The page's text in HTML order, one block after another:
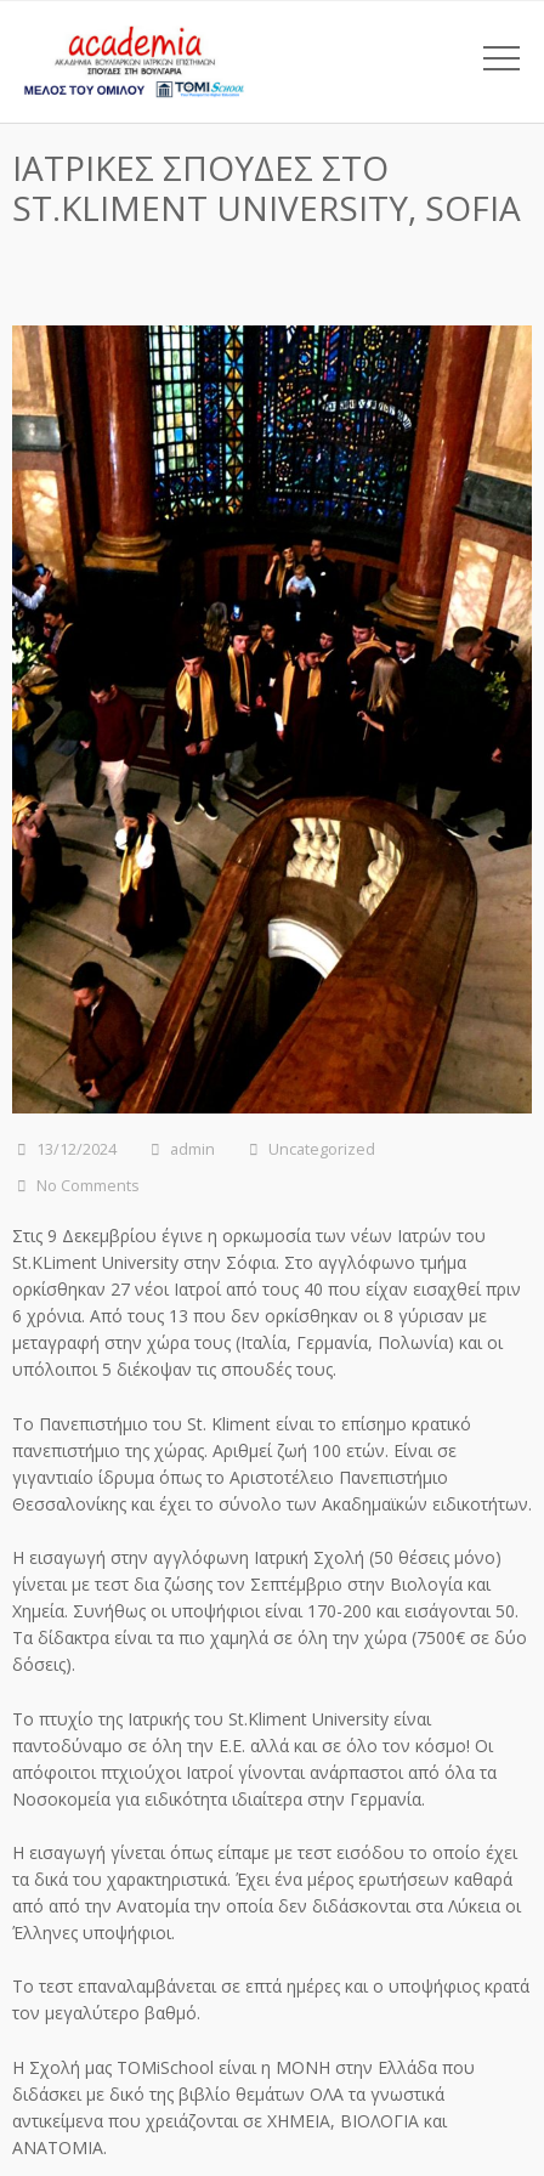
ΙΑΤΡΙΚΕΣ ΣΠΟΥΔΕΣ ΣΤΟ
ST.KLIMENT UNIVERSITY, SOFIA
13/12/2024 admin
Uncategorized
No Comments
Στις 9 Δεκεμβρίου έγινε η ορκωμοσία των νέων Ιατρών του
St.KLiment University στην Σόφια. Στο αγγλόφωνο τμήμα
ορκίσθηκαν 27 νέοι Ιατροί από τους 40 που είχαν εισαχθεί πριν
6 χρόνια. Από τους 13 που δεν ορκίσθηκαν οι 8 γύρισαν με
μεταγραφή στην χώρα τους (Ιταλία, Γερμανία, Πολωνία) και οι
υπόλοιποι 5 διέκοψαν τις σπουδές τους.
Το Πανεπιστήμιο του St. Kliment είναι το επίσημο κρατικό
πανεπιστήμιο της χώρας. Αριθμεί ζωή 100 ετών. Είναι σε
γιγαντιαίο ίδρυμα όπως το Αριστοτέλειο Πανεπιστήμιο
Θεσσαλονίκης και έχει το σύνολο των Ακαδημαϊκών ειδικοτήτων.
Η εισαγωγή στην αγγλόφωνη Ιατρική Σχολή (50 θέσεις μόνο)
γίνεται με τεστ δια ζώσης τον Σεπτέμβριο στην Βιολογία και
Χημεία. Συνήθως οι υποψήφιοι είναι 170-200 και εισάγονται 50.
Τα δίδακτρα είναι τα πιο χαμηλά σε όλη την χώρα (7500€ σε δύο
δόσεις).
Το πτυχίο της Ιατρικής του St.Kliment University είναι
παντοδύναμο σε όλη την Ε.Ε. αλλά και σε όλο τον κόσμο! Οι
απόφοιτοι πτχιούχοι Ιατροί γίνονται ανάρπαστοι από όλα τα
Νοσοκομεία για ειδικότητα ιδιαίτερα στην Γερμανία.
Η εισαγωγή γίνεται όπως είπαμε με τεστ εισόδου το οποίο έχει
τα δικά του χαρακτηριστικά. Έχει ένα μέρος ερωτήσεων καθαρά
από από την Ανατομία την οποία δεν διδάσκονται στα Λύκεια οι
Έλληνες υποψήφιοι.
Το τεστ επαναλαμβάνεται σε επτά ημέρες και ο υποψήφιος κρατά
τον μεγαλύτερο βαθμό.
Η Σχολή μας TOMiSchool είναι η ΜΟΝΗ στην Ελλάδα που
διδάσκει με δικό της βιβλίο θεμάτων ΟΛΑ τα γνωστικά
αντικείμενα που χρειάζονται σε ΧΗΜΕΙΑ, ΒΙΟΛΟΓΙΑ και
ΑΝΑΤΟΜΙΑ.